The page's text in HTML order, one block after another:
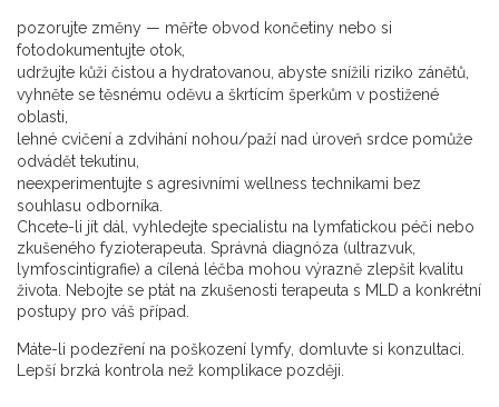
pozorujte změny — měřte obvod končetiny nebo si
fotodokumentujte otok,
udržujte kůži čistou a hydratovanou, abyste snížili riziko zánětů,
vyhněte se těsnému oděvu a škrtícím šperkům v postižené
oblasti,
lehné cvičení a zdvihání nohou/paží nad úroveň srdce pomůže
odvádět tekutinu,
neexperimentujte s agresivními wellness technikami bez
souhlasu odborníka.
Chcete-li jít dál, vyhledejte specialistu na lymfatickou péči nebo
zkušeného fyzioterapeuta. Správná diagnóza (ultrazvuk,
lymfoscintigrafie) a cílená léčba mohou výrazně zlepšit kvalitu
života. Nebojte se ptát na zkušenosti terapeuta s MLD a konkrétní
postupy pro váš případ.
Máte-li podezření na poškození lymfy, domluvte si konzultaci.
Lepší brzká kontrola než komplikace později.